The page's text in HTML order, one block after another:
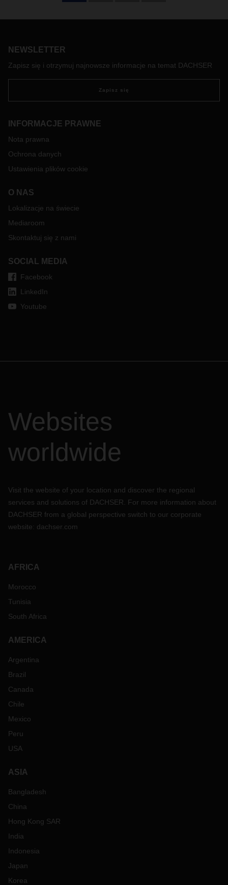
usługi transportu lotniczego z Szanghaju i Hongkongu do
szczególnie ważne przy przesyłkach towarów o krótkim
NEWSLETTER
Zapisz się i otrzymuj najnowsze informacje na temat DACHSER
Zapisz się
INFORMACJE PRAWNE
Nota prawna
Ochrona danych
Ustawienia plików cookie
O NAS
Lokalizacje na świecie
Mediaroom
Skontaktuj się z nami
SOCIAL MEDIA
Facebook
LinkedIn
Youtube
Websites
worldwide
Visit the website of your location and discover the regional
services and solutions of DACHSER. For more information about
DACHSER from a global perspective switch to our corporate
website: dachser.com
AFRICA
Morocco
Tunisia
South Africa
AMERICA
Argentina
Brazil
Canada
Chile
Mexico
Peru
USA
ASIA
Bangladesh
China
Hong Kong SAR
India
Indonesia
Japan
Korea